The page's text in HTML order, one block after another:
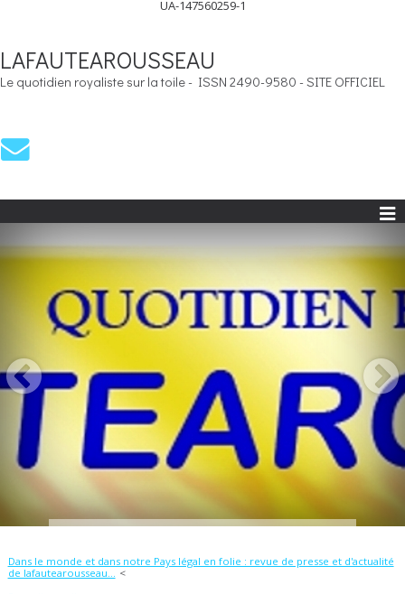
UA-147560259-1
LAFAUTEAROUSSEAU
Le quotidien royaliste sur la toile - ISSN 2490-9580 - SITE OFFICIEL
Dans le monde et dans notre Pays légal en folie : revue de presse et d'actualité
de lafautearousseau...